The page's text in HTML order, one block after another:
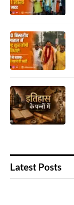
Latest Posts